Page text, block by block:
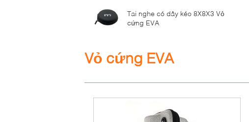
Tai nghe có dây kéo 8X8X3 Vỏ
cứng EVA
Vỏ cứng EVA